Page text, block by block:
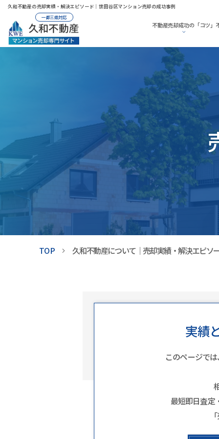
久和不動産の売却実績・解決エピソード｜世田谷区マンション売却の成功事例
一都三県対応
不動産売却成功の「コツ」
TOP 久和不動産について｜売却実績・解決エピソ
実績
このページで
最短即日査定